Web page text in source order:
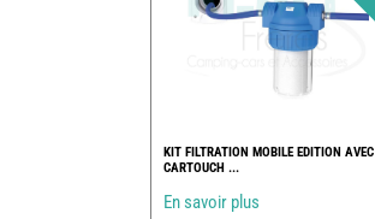
KIT FILTRATION MOBILE EDITION AVEC
CARTOUCH ...
En savoir plus